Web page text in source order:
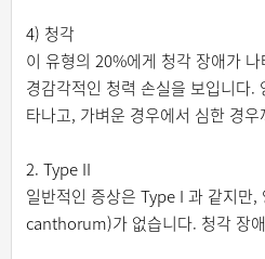
4) 청각
이 유형의 20%에게 청각 장애가
경감각적인 청력 손실을 보입니다.
타나고, 가벼운 경우에서 심한 경
2. Type II
일반적인 증상은 Type I 과 같지만
canthorum)가 없습니다. 청각 장